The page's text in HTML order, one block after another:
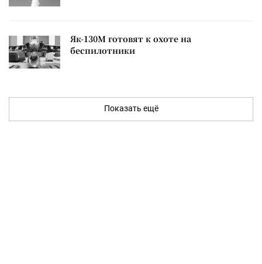
Як-130М готовят к охоте на
беспилотники
Показать ещё